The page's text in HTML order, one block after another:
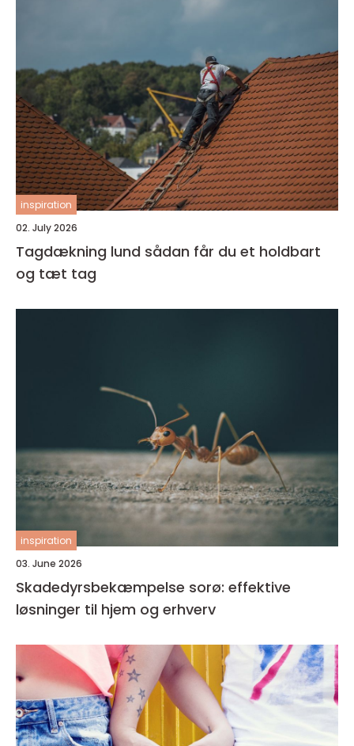
inspiration
02. July 2026
Tagdækning lund sådan får du et holdbart
og tæt tag
inspiration
03. June 2026
Skadedyrsbekæmpelse sorø: effektive
løsninger til hjem og erhverv